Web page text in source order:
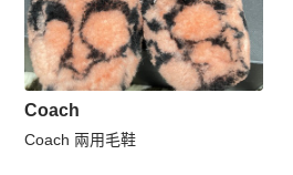
Coach
Coach 兩用毛鞋